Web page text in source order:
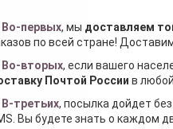
Во-первых, мы доставляем
по всей стране!
Во-вторых, если вашего
Почтой России в
В-третьих, посылка дойдет
Вы будете знать о каждом